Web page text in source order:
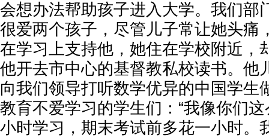
会想办法帮助孩子进入大学。我们部
很爱两个孩子，尽管儿子常让她头痛
在学习上支持他，她住在学校附近，
他开去市中心的基督教私校读书。他
向我们领导打听数学优异的中国学生
教育不爱学习的学生们：“我像你们
小时学习，期末考试前多花一小时。